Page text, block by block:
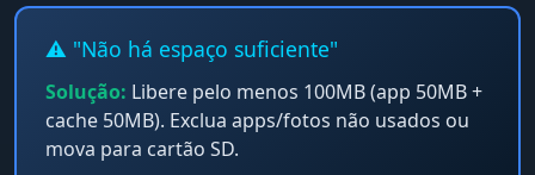
⚠️ "Não há espaço suficiente"
Solução: Libere pelo menos 100MB (app 50MB +
cache 50MB). Exclua apps/fotos não usados ou
mova para cartão SD.